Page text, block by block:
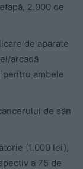
2.000 de
de aparate
arcadă
pentru ambele
de sân
(1.000 lei),
a 75 de